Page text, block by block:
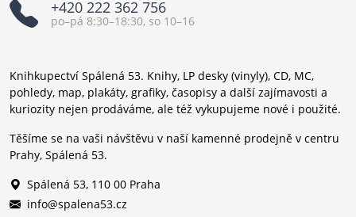
+420 222 362 756
po–pá 8:30–18:30, so 10–16
Knihkupectví Spálená 53. Knihy, LP desky (vinyly), CD, MC,
pohledy, map, plakáty, grafiky, časopisy a další zajímavosti a
kuriozity nejen prodáváme, ale též vykupujeme nové i použité.
Těšíme se na vaši návštěvu v naší kamenné prodejně v centru
Prahy, Spálená 53.
Spálená 53, 110 00 Praha
info@spalena53.cz